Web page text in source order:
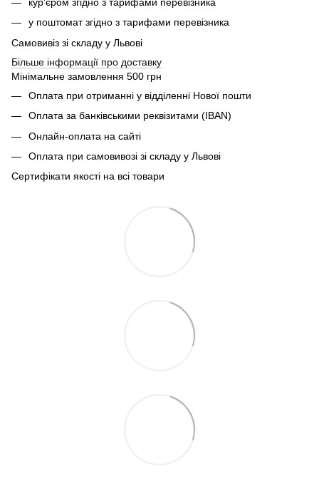
у поштомат згідно з тарифами перевізника
Самовивіз зі складу у Львові
Більше інформації про доставку
Мінімальне замовлення 500 грн
Оплата при отриманні у відділенні Нової пошти
Оплата за банківськими реквізитами (IBAN)
Онлайн-оплата на сайті
Оплата при самовивозі зі складу у Львові
Сертифікати якості на всі товари